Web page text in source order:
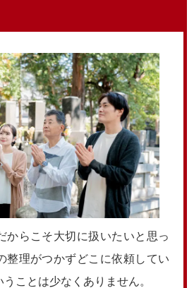
からこそ大切に扱いたいと思っ
整理がつかずどこに依頼してい
ことは少なくありません。